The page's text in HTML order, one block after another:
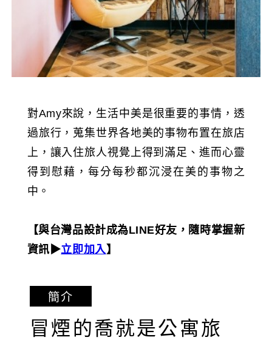
對Amy來說，生活中美是很重要的事情，透
過旅行，蒐集世界各地美的事物布置在旅店
上，讓入住旅人視覺上得到滿足、進而心靈
得到慰藉，每分每秒都沉浸在美的事物之
中。
【與台灣品設計成為LINE好友，隨時掌握新
資訊▶︎立即加入】
簡介
冒煙的喬就是公寓旅